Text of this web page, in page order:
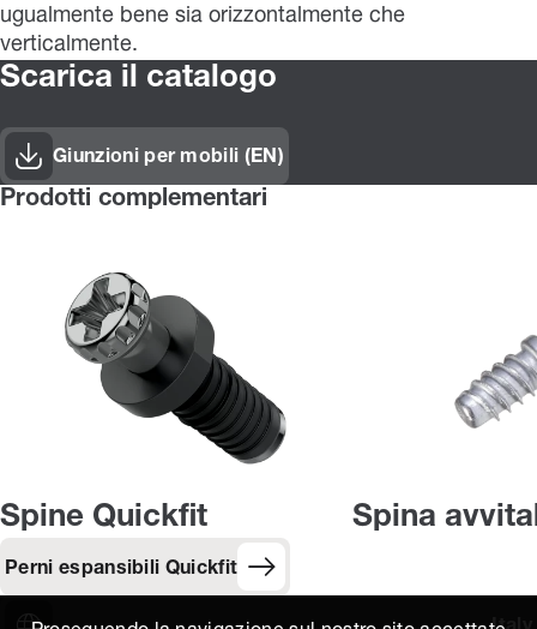
ugualmente bene sia orizzontalmente che
verticalmente.
Scarica il catalogo
Giunzioni per mobili (EN)
Prodotti complementari
Spine Quickfit
Perni espansibili Quickfit
Spina